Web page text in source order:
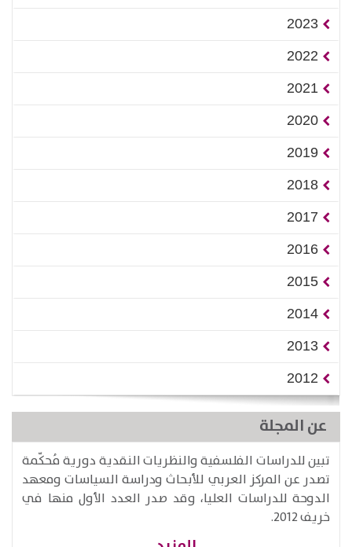
2023
2022
2021
2020
2019
2018
2017
2016
2015
2014
2013
2012
عن المجلة
تبين للدراسات الفلسفية والنظريات النقدية دورية مُحكّمة
تصدر عن المركز العربي للأبحاث ودراسة السياسات ومعهد
الدوحة للدراسات العليا، وقد صدر العدد الأول منها في
خريف 2012.